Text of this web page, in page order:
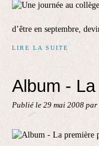
d’être en septembre,
LIRE LA SUITE
Album -
Publié le 29 mai 2008 par